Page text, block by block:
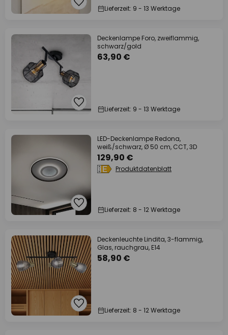
Lieferzeit: 9 - 13 Werktage
Deckenlampe Foro, zweiflammig,
schwarz/gold
63,90 €
Lieferzeit: 9 - 13 Werktage
LED-Deckenlampe Redona,
weiß/schwarz, Ø 50 cm, CCT, 3D
129,90 €
Produktdatenblatt
Lieferzeit: 8 - 12 Werktage
Deckenleuchte Lindita, 3-flammig,
Glas, rauchgrau, E14
58,90 €
Lieferzeit: 8 - 12 Werktage